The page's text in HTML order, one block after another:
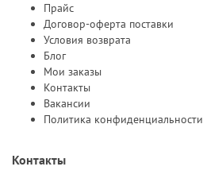
Прайс
Договор-оферта поставки
Условия возврата
Блог
Мои заказы
Контакты
Вакансии
Политика конфиденциальности
Контакты